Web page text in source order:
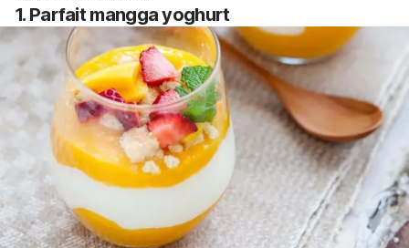
1. Parfait mangga yoghurt